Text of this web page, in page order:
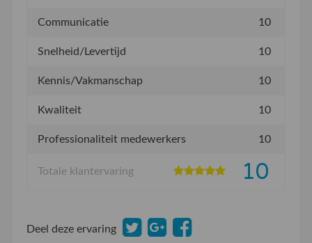
Communicatie 10
Snelheid/Levertijd 10
Kennis/Vakmanschap 10
Kwaliteit 10
Professionaliteit medewerkers 10
Totale klantervaring 10
Deel deze ervaring